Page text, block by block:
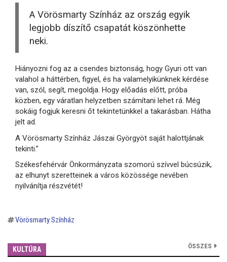
A Vörösmarty Színház az ország egyik
legjobb díszítő csapatát köszönhette
neki.
Hiányozni fog az a csendes biztonság, hogy Gyuri ott van
valahol a háttérben, figyel, és ha valamelyikünknek kérdése
van, szól, segít, megoldja. Hogy előadás előtt, próba
közben, egy váratlan helyzetben számítani lehet rá. Még
sokáig fogjuk keresni őt tekintetünkkel a takarásban. Hátha
jelt ad.
A Vörösmarty Színház Jászai Györgyöt saját halottjának
tekinti.”
Székesfehérvár Önkormányzata szomorú szívvel búcsúzik,
az elhunyt szeretteinek a város közössége nevében
nyilvánítja részvétét!
Vörösmarty Színház
KULTÚRA ÖSSZES